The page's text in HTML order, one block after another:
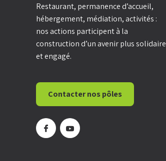
Restaurant, permanence d’accueil,
hébergement, médiation, activités :
nos actions participent à la
construction d’un avenir plus solidaire
et engagé.
Contacter nos pôles